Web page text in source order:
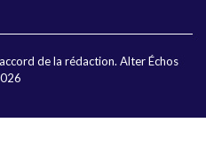
de la rédaction. Alter Échos